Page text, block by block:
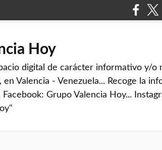
Hoy
digital de carácter informativo y/o
Valencia - Venezuela... Recoge la
Grupo Valencia Hoy...